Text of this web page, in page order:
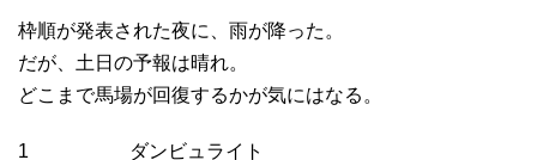
枠順が発表された夜に、雨が降った。
だが、土日の予報は晴れ。
どこまで馬場が回復するかが気にはなる。
1 ダンビュライト